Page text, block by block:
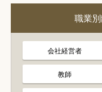
職業
会社経営者
教師